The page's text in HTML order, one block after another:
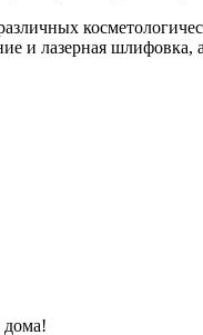
и лазерная